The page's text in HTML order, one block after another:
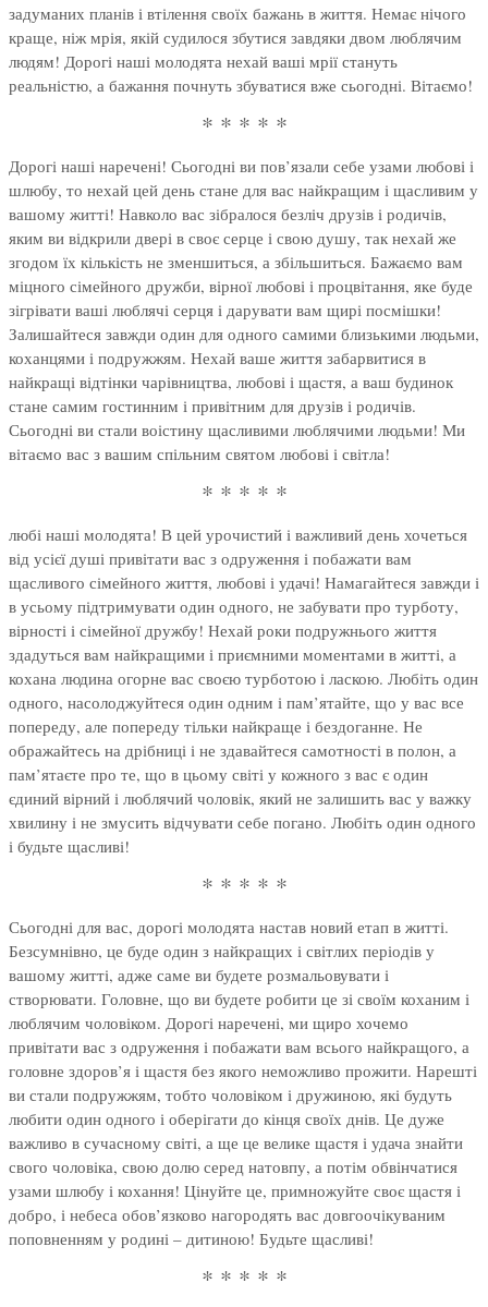
задуманих планів і втілення своїх бажань в життя. Немає нічого
краще, ніж мрія, якій судилося збутися завдяки двом люблячим
людям! Дорогі наші молодята нехай ваші мрії стануть
реальністю, а бажання почнуть збуватися вже сьогодні. Вітаємо!
* * * * *
Дорогі наші наречені! Сьогодні ви пов’язали себе узами любові і
шлюбу, то нехай цей день стане для вас найкращим і щасливим у
вашому житті! Навколо вас зібралося безліч друзів і родичів,
яким ви відкрили двері в своє серце і свою душу, так нехай же
згодом їх кількість не зменшиться, а збільшиться. Бажаємо вам
міцного сімейного дружби, вірної любові і процвітання, яке буде
зігрівати ваші люблячі серця і дарувати вам щирі посмішки!
Залишайтеся завжди один для одного самими близькими людьми,
коханцями і подружжям. Нехай ваше життя забарвитися в
найкращі відтінки чарівництва, любові і щастя, а ваш будинок
стане самим гостинним і привітним для друзів і родичів.
Сьогодні ви стали воістину щасливими люблячими людьми! Ми
вітаємо вас з вашим спільним святом любові і світла!
* * * * *
любі наші молодята! В цей урочистий і важливий день хочеться
від усієї душі привітати вас з одруження і побажати вам
щасливого сімейного життя, любові і удачі! Намагайтеся завжди і
в усьому підтримувати один одного, не забувати про турботу,
вірності і сімейної дружбу! Нехай роки подружнього життя
здадуться вам найкращими і приємними моментами в житті, а
кохана людина огорне вас своєю турботою і ласкою. Любіть один
одного, насолоджуйтеся один одним і пам’ятайте, що у вас все
попереду, але попереду тільки найкраще і бездоганне. Не
ображайтесь на дрібниці і не здавайтеся самотності в полон, а
пам’ятаєте про те, що в цьому світі у кожного з вас є один
єдиний вірний і люблячий чоловік, який не залишить вас у важку
хвилину і не змусить відчувати себе погано. Любіть один одного
і будьте щасливі!
* * * * *
Сьогодні для вас, дорогі молодята настав новий етап в житті.
Безсумнівно, це буде один з найкращих і світлих періодів у
вашому житті, адже саме ви будете розмальовувати і
створювати. Головне, що ви будете робити це зі своїм коханим і
люблячим чоловіком. Дорогі наречені, ми щиро хочемо
привітати вас з одруження і побажати вам всього найкращого, а
головне здоров’я і щастя без якого неможливо прожити. Нарешті
ви стали подружжям, тобто чоловіком і дружиною, які будуть
любити один одного і оберігати до кінця своїх днів. Це дуже
важливо в сучасному світі, а ще це велике щастя і удача знайти
свого чоловіка, свою долю серед натовпу, а потім обвінчатися
узами шлюбу і кохання! Цінуйте це, примножуйте своє щастя і
добро, і небеса обов’язково нагородять вас довгоочікуваним
поповненням у родині – дитиною! Будьте щасливі!
* * * * *